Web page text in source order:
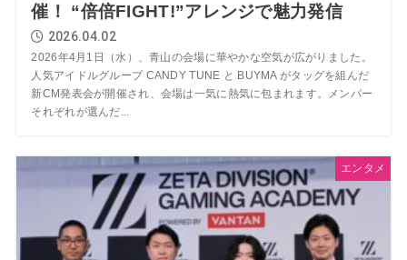
催！ “倍倍FIGHT!”アレンジで魅力発信
2026.04.02
2026年4月1日（水）、青山の会場に華やかな空気が広がりました。
人気アイドルグループ CANDY TUNE と BUYMA がタッグを組んだ
新CM発表会が開催され、会場は一気に熱気に包まれます。メンバー
それぞれが選んだ...
エンタメ